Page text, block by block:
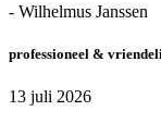
- Wilhelmus Janssen
professioneel &
13 juli 2026